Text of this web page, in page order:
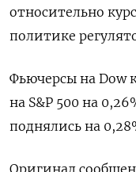
относительно
политике
Фьючерсы на ​Dow
на S&P 500 на
⁠поднялись на
Оригинал